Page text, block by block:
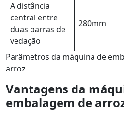
A distância
central entre
duas barras de
vedação
280mm
Parâmetros da máquina de
arroz
Vantagens da
embalagem de